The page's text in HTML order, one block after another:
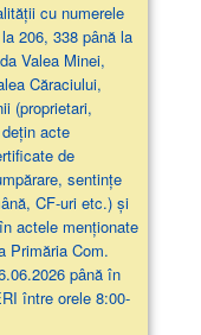
cu numerele
206, 338 până la
Valea Minei,
Căraciului,
(proprietari,
acte
de
sentințe
CF-uri etc.) și
actele menționate
Primăria Com.
până în
între orele 8:00-